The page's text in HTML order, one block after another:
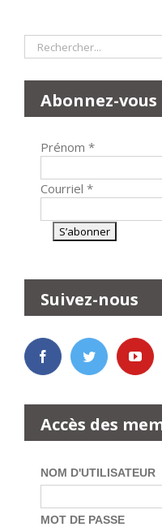
Rechercher:
Abonnez-
Prénom *
Courriel *
Suivez-nous
Accès des
NOM D'UTILISATEUR
MOT DE PASSE